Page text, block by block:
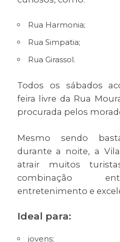
Rua Harmonia;
Rua Simpatia;
Rua Girassol.
Todos os sábados
feira livre da Rua
procurada pelos
Mesmo sendo
durante a noite, a
atrair muitos
combinação
entretenimento e
Ideal para:
jovens;